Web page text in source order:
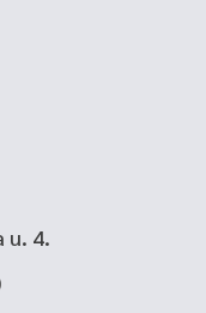
u. 4.